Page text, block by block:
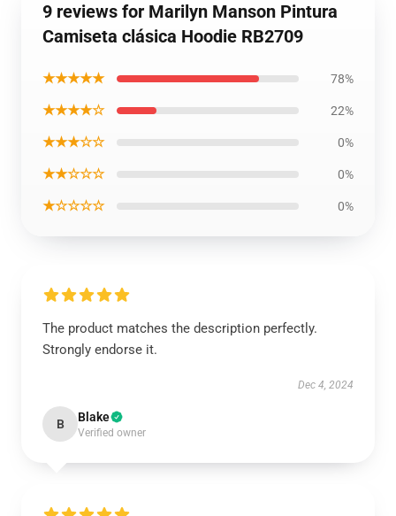
9 reviews for Marilyn Manson Pintura
Camiseta clásica Hoodie RB2709
★★★★★ 78%
★★★★☆ 22%
★★★☆☆ 0%
★★☆☆☆ 0%
★☆☆☆☆ 0%
The product matches the description perfectly.
Strongly endorse it.
Dec 4, 2024
B Blake
Verified owner